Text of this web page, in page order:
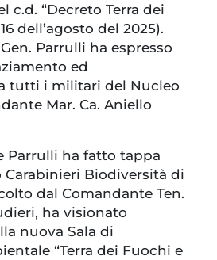
c.d. “Decreto Terra dei
dell’agosto del 2025).
Parrulli ha espresso
ed
tutti i militari del Nucleo
Mar. Ca. Aniello
Parrulli ha fatto tappa
Carabinieri Biodiversità di
dal Comandante Ten.
ha visionato
nuova Sala di
“Terra dei Fuochi e